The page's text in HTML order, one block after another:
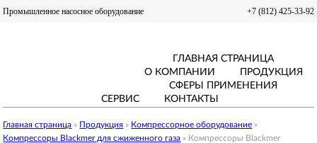
Промышленное насосное оборудование +7 (812) 425-33-92
ГЛАВНАЯ СТРАНИЦА
О КОМПАНИИ
ПРОДУКЦИЯ
СФЕРЫ ПРИМЕНЕНИЯ
СЕРВИС
КОНТАКТЫ
Главная страница » Продукция » Компрессорное оборудование »
Компрессоры Blackmer для сжиженного газа » Компрессоры Blackmer